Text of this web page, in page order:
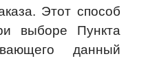
Этот способ
выборе Пункта
данный